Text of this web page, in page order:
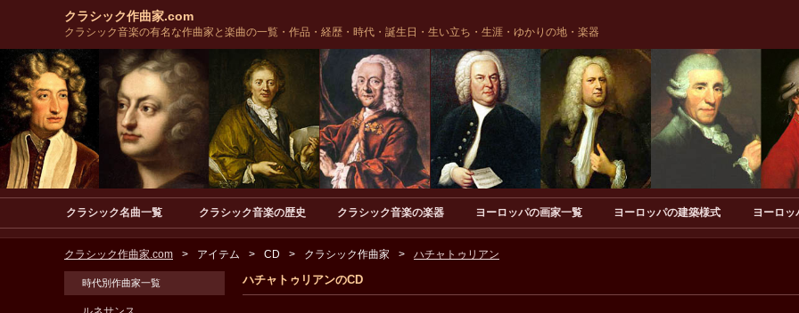
クラシック作曲家.com
クラシック音楽の有名な作曲家と楽曲の一覧・作品・経歴・時代・誕生日・生い立ち・生涯・ゆかりの地・楽器
クラシック名曲一覧 クラシック音楽の歴史 クラシック音楽の楽器 ヨーロッパの画家一覧 ヨーロッパの建築様式 ヨーロッ
クラシック作曲家.com アイテム CD クラシック作曲家 ハチャトゥリアン
ハチャトゥリアンのCD
時代別作曲家一覧